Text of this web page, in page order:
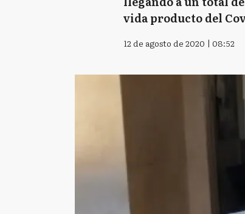
vida producto del
12 de agosto de 2020 | 08:52